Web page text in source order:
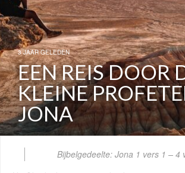
3 JAAR GELEDEN
EEN REIS DOOR
KLEINE
JONA
Bijbelgedeelte: Jona 1 vers 1 – 4